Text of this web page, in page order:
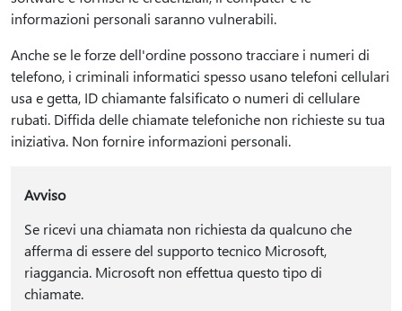
informazioni personali saranno vulnerabili.
Anche se le forze dell'ordine possono tracciare i numeri di
telefono, i criminali informatici spesso usano telefoni cellulari
usa e getta, ID chiamante falsificato o numeri di cellulare
rubati. Diffida delle chiamate telefoniche non richieste su tua
iniziativa. Non fornire informazioni personali.
Avviso
Se ricevi una chiamata non richiesta da qualcuno che
afferma di essere del supporto tecnico Microsoft,
riaggancia. Microsoft non effettua questo tipo di
chiamate.